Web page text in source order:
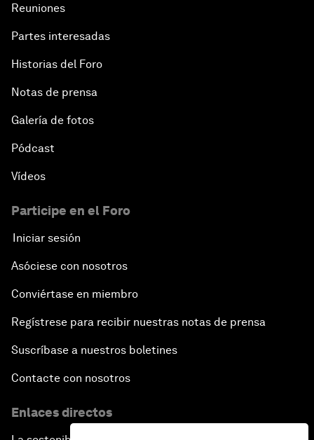
Reuniones
Partes interesadas
Historias del Foro
Notas de prensa
Galería de fotos
Pódcast
Vídeos
Participe en el Foro
Iniciar sesión
Asóciese con nosotros
Conviértase en miembro
Regístrese para recibir nuestras notas de prensa
Suscríbase a nuestros boletines
Contacte con nosotros
Enlaces directos